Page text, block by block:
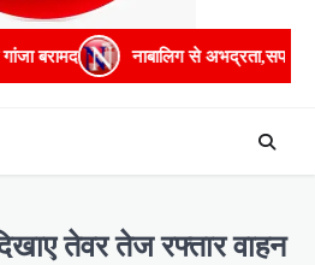
नाबालिग से अभद्रता,सपा व भाजपा
तेवर तेज रफ्तार वाहन